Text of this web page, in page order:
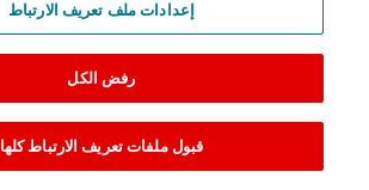
إعدادات ملف تعريف الارتباط
رفض الكل
قبول ملفات تعريف الارتباط كلها